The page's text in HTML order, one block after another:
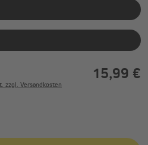
zzgl. Versandkosten
15,99 €